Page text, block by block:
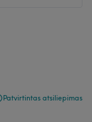
Patvirtintas atsiliepimas